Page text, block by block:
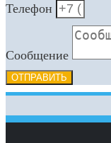
Телефон
Сообщение
ОТПРАВИТЬ